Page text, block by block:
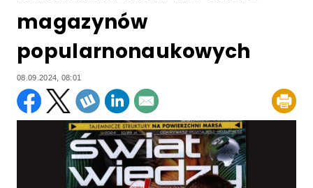
magazynów
popularnonaukowych
08.09.2024, 08:01